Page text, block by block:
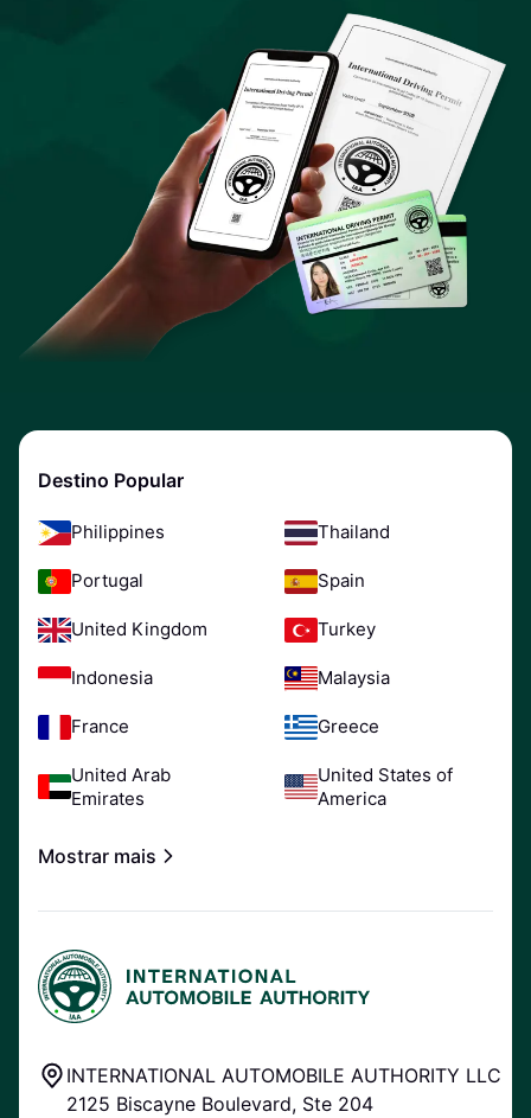
Destino Popular
Philippines Thailand
Portugal Spain
United Kingdom Turkey
Indonesia Malaysia
France Greece
United Arab
Emirates
United States of
America
Mostrar mais
INTERNATIONAL AUTOMOBILE AUTHORITY LLC
2125 Biscayne Boulevard, Ste 204